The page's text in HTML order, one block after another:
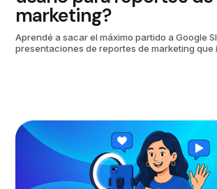
marketing?
Aprendé a sacar el máximo partido a Google
presentaciones de reportes de marketing que